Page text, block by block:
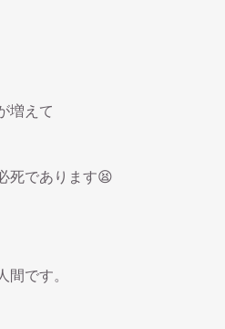
増えて
死であります😫
です。